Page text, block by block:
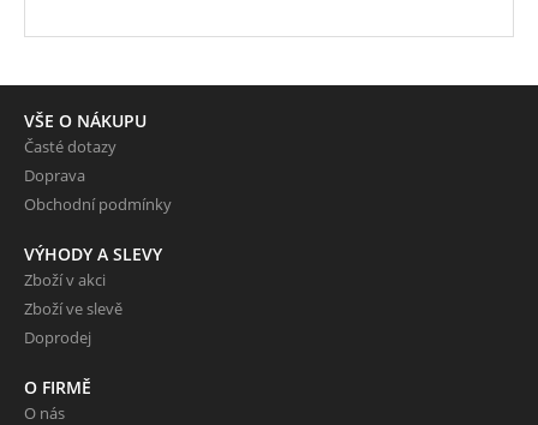
VŠE O NÁKUPU
Časté dotazy
Doprava
Obchodní podmínky
VÝHODY A SLEVY
Zboží v akci
Zboží ve slevě
Doprodej
O FIRMĚ
O nás